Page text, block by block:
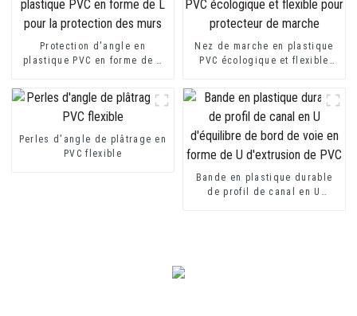
Protection d'angle en
plastique PVC en forme de L
Nez de marche en plastique
PVC écologique et flexible
Perles d'angle de plâtrage en
PVC flexible
Bande en plastique durable
de profil de canal en U